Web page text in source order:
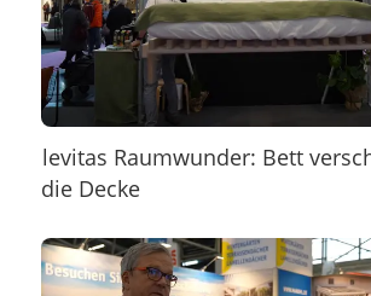
levitas Raumwunder: Bett
die Decke